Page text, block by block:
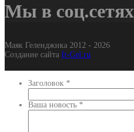
Мы в соц.сетях
Маяк Геленджика 2012 - 2026
Создание сайта It-Gel.ru
Заголовок *
Ваша новость *